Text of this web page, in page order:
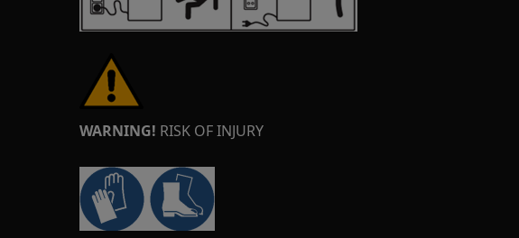
WARNING! RISK OF INJURY